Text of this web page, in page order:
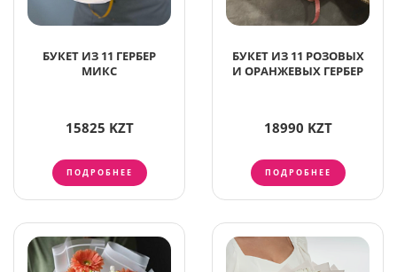
БУКЕТ ИЗ 11 ГЕРБЕР
МИКС
15825 KZT
ПОДРОБНЕЕ
БУКЕТ ИЗ 11 РОЗОВЫХ
И ОРАНЖЕВЫХ ГЕРБЕР
18990 KZT
ПОДРОБНЕЕ